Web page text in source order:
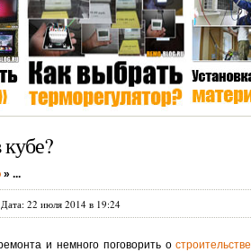
» ...
Дата: 22 июля 2014 в 19:24
и немного поговорить остроительстве